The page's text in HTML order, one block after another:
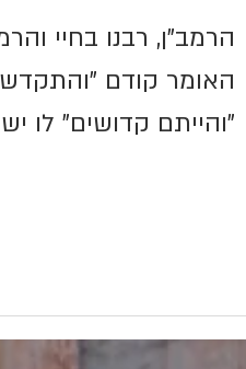
הרמב"ן, רבנו בחיי
האומר קודם
"והייתם קדושים" לו